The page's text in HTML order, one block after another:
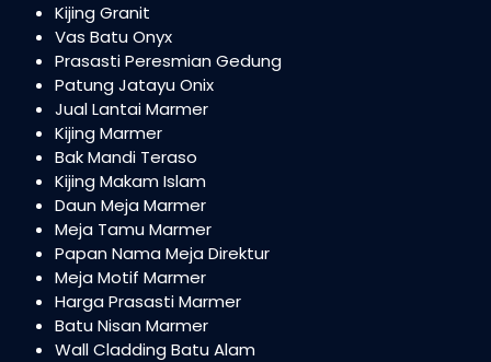
Kijing Granit
Vas Batu Onyx
Prasasti Peresmian Gedung
Patung Jatayu Onix
Jual Lantai Marmer
Kijing Marmer
Bak Mandi Teraso
Kijing Makam Islam
Daun Meja Marmer
Meja Tamu Marmer
Papan Nama Meja Direktur
Meja Motif Marmer
Harga Prasasti Marmer
Batu Nisan Marmer
Wall Cladding Batu Alam